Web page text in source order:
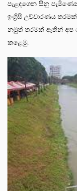
පැළඳගෙන සීනු
ඉංග්‍රිසි උච්චාරණය
නමුත් තරමක් ඈතින් අප
කළෙමු.